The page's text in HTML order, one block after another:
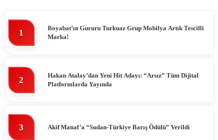
1
Boyabat’ın Gururu Turkuaz Grup Mobilya Artık Tescilli
Marka!
2
Hakan Atalay’dan Yeni Hit Adayı: “Arsız” Tüm Dijital
Platformlarda Yayında
3 Akif Manaf’a “Sudan-Türkiye Barış Ödülü” Verildi